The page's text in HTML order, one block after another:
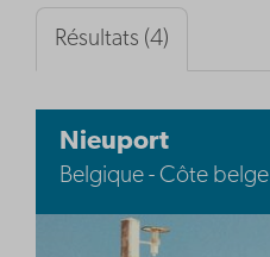
Résultats (4)
Nieuport
Belgique - Côte belge